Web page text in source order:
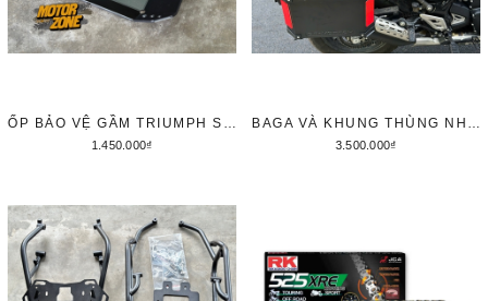
ỐP BẢO VỆ GẦM TRIUMPH SPEED 400/ SCRAMBLER 400X
1.450.000₫
BAGA VÀ KHUNG THÙNG NHÔM CHO TRIUMPH SPEED 400 / SCRAMBLER 400X
3.500.000₫